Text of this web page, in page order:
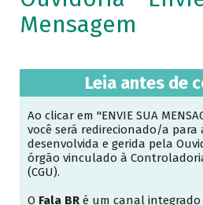
Mensagem
Leia antes de
Ao clicar em "ENVIE SUA
você será redirecionado/a para
desenvolvida e gerida pela
órgão vinculado à
(CGU).
O Fala BRé um canal integrado